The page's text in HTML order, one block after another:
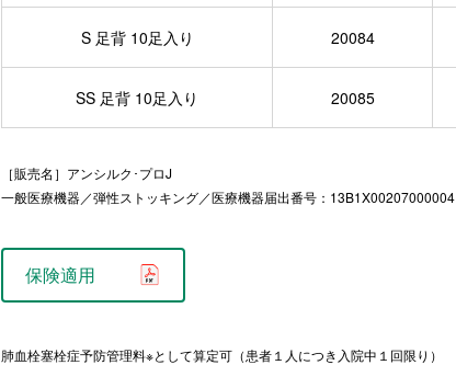
S 足背 10足入り 20084
SS 足背 10足入り 20085
［販売名］アンシルク･プロJ
一般医療機器／弾性ストッキング／医療機器届出番号：13B1X00207000004
保険適用
肺血栓塞栓症予防管理料※として算定可（患者１人につき入院中１回限り）